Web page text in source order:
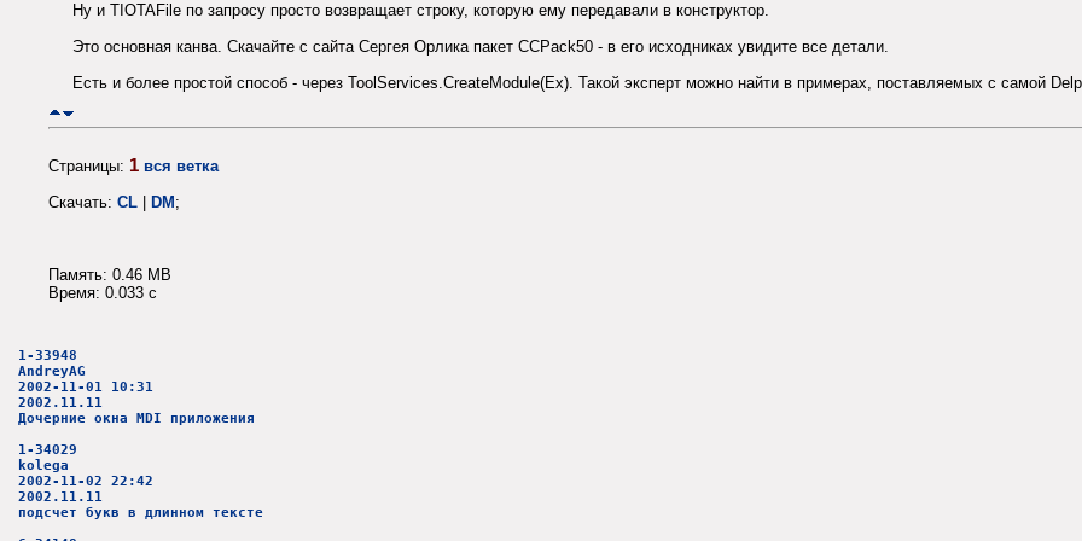
Ну и TIOTAFile по запросу просто возвращает строку, которую ему передавали в конструктор.
Это основная канва. Скачайте с сайта Сергея Орлика пакет CCPack50 - в его исходниках увидите все детали.
Есть и более простой способ - через ToolServices.CreateModule(Ex). Такой эксперт можно найти в примерах, поставляемых с самой
Страницы: 1 вся ветка
Скачать: CL | DM;
Память: 0.46 MB
Время: 0.033 c
1-33948
AndreyAG
2002-11-01 10:31
2002.11.11
Дочерние окна MDI приложения
1-34029
kolega
2002-11-02 22:42
2002.11.11
подсчет букв в длинном тексте